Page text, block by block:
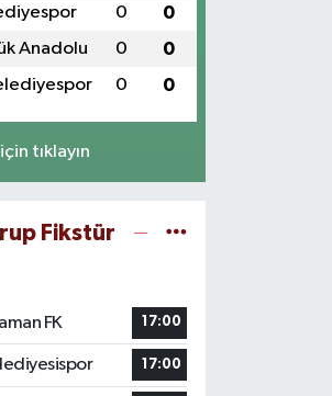
0 0
Anadolu 0 0
0 0
tıklayın
Fikstür
FK
17:00
17:00